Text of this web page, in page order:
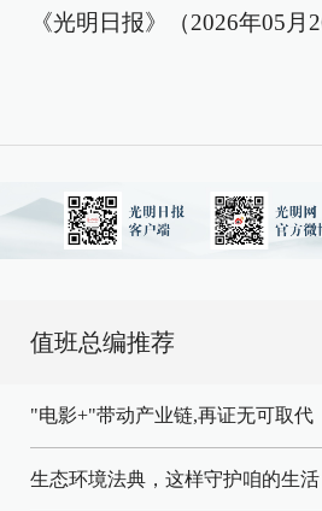
《光明日报》（2026年05月
值班总编推荐
"电影+"带动产业链,再证无可取代
生态环境法典，这样守护咱的生活